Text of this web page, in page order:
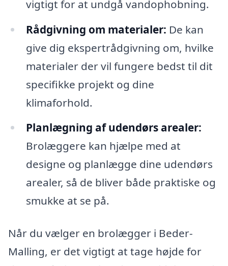
vigtigt for at undgå vandophobning.
Rådgivning om materialer: De kan
give dig ekspertrådgivning om, hvilke
materialer der vil fungere bedst til dit
specifikke projekt og dine
klimaforhold.
Planlægning af udendørs arealer:
Brolæggere kan hjælpe med at
designe og planlægge dine udendørs
arealer, så de bliver både praktiske og
smukke at se på.
Når du vælger en brolægger i Beder-
Malling, er det vigtigt at tage højde for